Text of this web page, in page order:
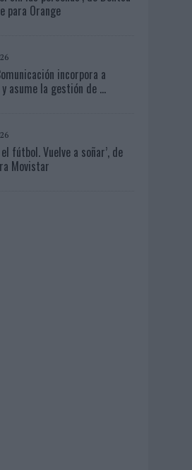
para Orange
incorpora a
y asume la gestión de ...
el fútbol. Vuelve a soñar’, de
Movistar